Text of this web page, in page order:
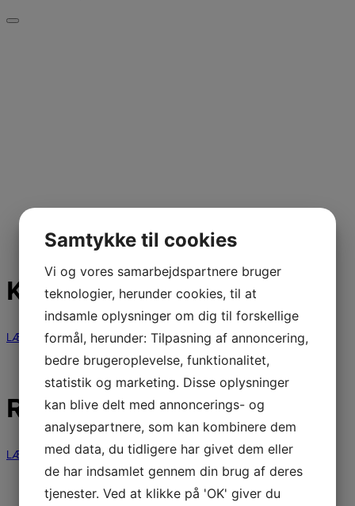
KONTAKT OS
LÆS MERE
REGLEMENTER
LÆS MERE
Samtykke til cookies
Vi og vores samarbejdspartnere bruger
teknologier, herunder cookies, til at
indsamle oplysninger om dig til forskellige
formål, herunder: Tilpasning af annoncering,
bedre brugeroplevelse, funktionalitet,
statistik og marketing. Disse oplysninger
kan blive delt med annoncerings- og
analysepartnere, som kan kombinere dem
med data, du tidligere har givet dem eller
de har indsamlet gennem din brug af deres
tjenester. Ved at klikke på 'OK' giver du